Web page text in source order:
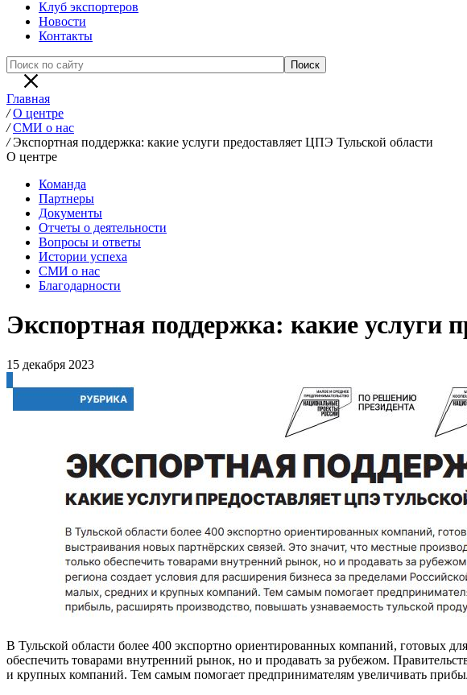
Клуб экспортеров
Новости
Контакты
Главная
/ О центре
/ СМИ о нас
/ Экспортная поддержка: какие услуги предоставляет ЦПЭ Тульской области
О центре
Команда
Партнеры
Документы
Отчеты о деятельности
Вопросы и ответы
Истории успеха
СМИ о нас
Благодарности
Экспортная поддержка: какие услуги
15 декабря 2023
В Тульской области более 400 экспортно ориентированных компаний, готовых
обеспечить товарами внутренний рынок, но и продавать за рубежом.
и крупных компаний. Тем самым помогает предпринимателям увеличивать